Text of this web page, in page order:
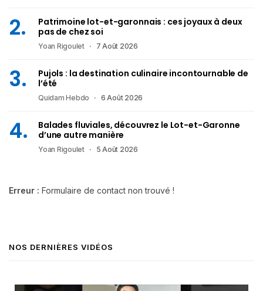
Patrimoine lot-et-garonnais : ces joyaux à deux
pas de chez soi
Yoan Rigoulet 7 Août 2026
Pujols : la destination culinaire incontournable de
l’été
Quidam Hebdo 6 Août 2026
Balades fluviales, découvrez le Lot-et-Garonne
d’une autre manière
Yoan Rigoulet 5 Août 2026
Erreur : Formulaire de contact non trouvé !
NOS DERNIÈRES VIDÉOS